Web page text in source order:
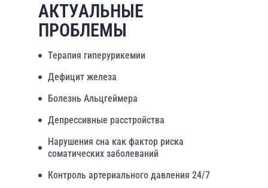
АКТУАЛЬНЫЕ
ПРОБЛЕМЫ
Терапия гиперурикемии
Дефицит железа
Болезнь Альцгеймера
Депрессивные расстройства
Нарушения сна как фактор риска
соматических заболеваний
Контроль артериального давления 24/7